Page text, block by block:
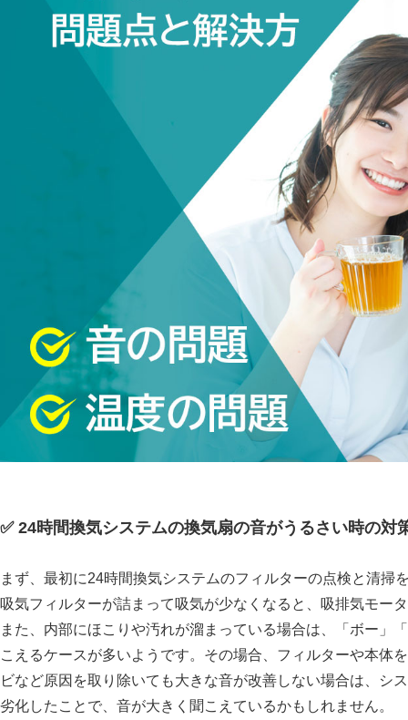
✅ 24時間換気システムの換気扇の音がうるさい時の対
まず、最初に24時間換気システムのフィルターの点検と清掃
吸気フィルターが詰まって吸気が少なくなると、吸排気モー
また、内部にほこりや汚れが溜まっている場合は、
ボー
こえるケースが多いようです。その場合、フィルターや本体
ビなど原因を取り除いても大きな音が改善しない場合は、シ
劣化したことで、音が大きく聞こえているかもしれません。